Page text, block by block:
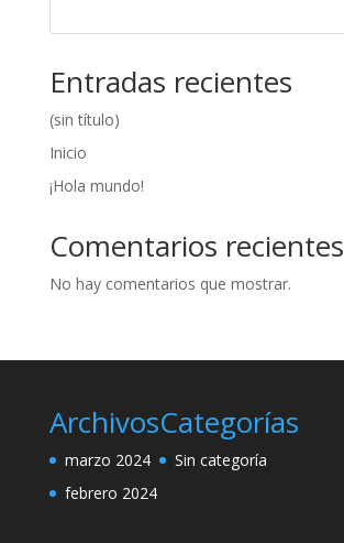
Entradas recientes
(sin título)
Inicio
¡Hola mundo!
Comentarios recientes
No hay comentarios que mostrar.
Archivos
marzo 2024
febrero 2024
Categorías
Sin categoría